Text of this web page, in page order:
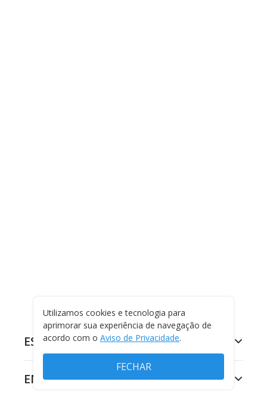
ESPORTES
ENTRETENIMENTO
Utilizamos cookies e tecnologia para
aprimorar sua experiência de navegação de
acordo com o Aviso de Privacidade.
FECHAR